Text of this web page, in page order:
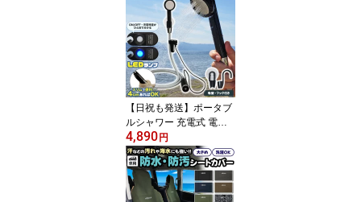
サウナポンチョ マイクロ
ファイバー 長袖 マリン
スポーツ アウトドア サ
ーフィン バスローブ NO
GES ノージス サーフポ
ンチョ
【日祝も発送】ポータブ
ルシャワー 充電式 電動
シャワー シャワー アウ
トドア コードレス 簡易
シャワー 携帯用 フック
吸盤 スマートアウトドア
シャワー 車 サーフィン
4,890円